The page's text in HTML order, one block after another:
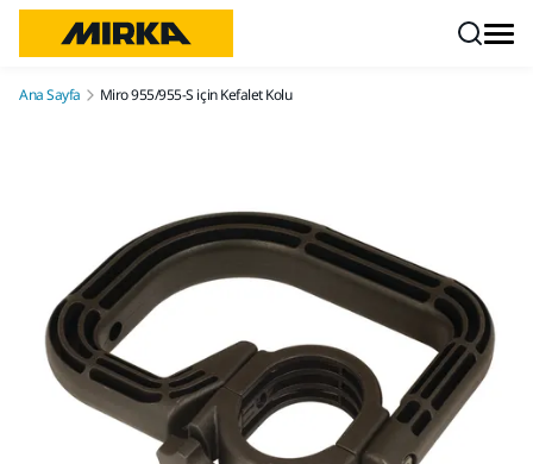
Ana Sayfa Miro 955/955-S için Kefalet Kolu